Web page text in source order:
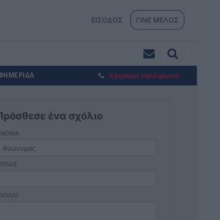
ΕΙΣΟΔΟΣ ΓΙΝΕ ΜΕΛΟΣ
Χρήσιμα τηλέφωνα
ένα σχόλιο